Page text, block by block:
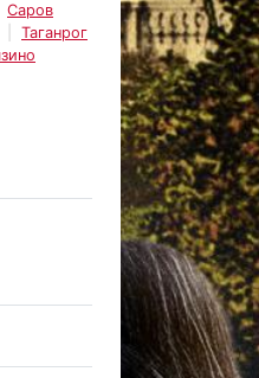
Саров
Таганрог